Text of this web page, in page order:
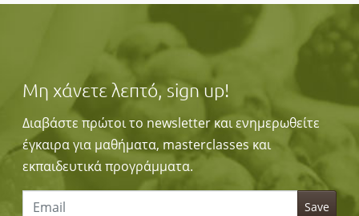
Μη χάνετε λεπτό, sign up!
Διαβάστε πρώτοι το newsletter και ενημερωθείτε
έγκαιρα για μαθήματα, masterclasses και
εκπαιδευτικά προγράμματα.